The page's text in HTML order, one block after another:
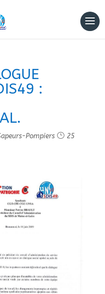
:
Pompiers
25